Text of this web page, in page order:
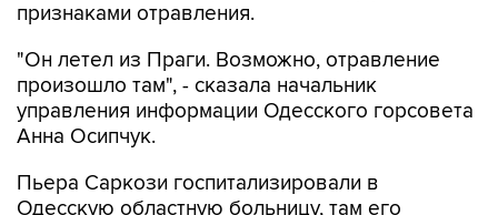
"Он летел из Праги. Возможно, отравление
управления информации Одесского горсовета
Анна Осипчук.
Пьера Саркози госпитализировали в
навестил мэр Одессы Алексей Костусев.